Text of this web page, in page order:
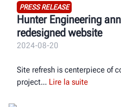
PRESS RELEASE
Hunter Engineering
redesigned website
2024-08-20
Site refresh is centerpiece of
project
Lire la suite